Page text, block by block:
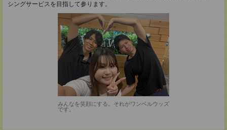
シングサービスを目指して参ります。
みんなを笑顔にする。それがワンベルウッズ
です。